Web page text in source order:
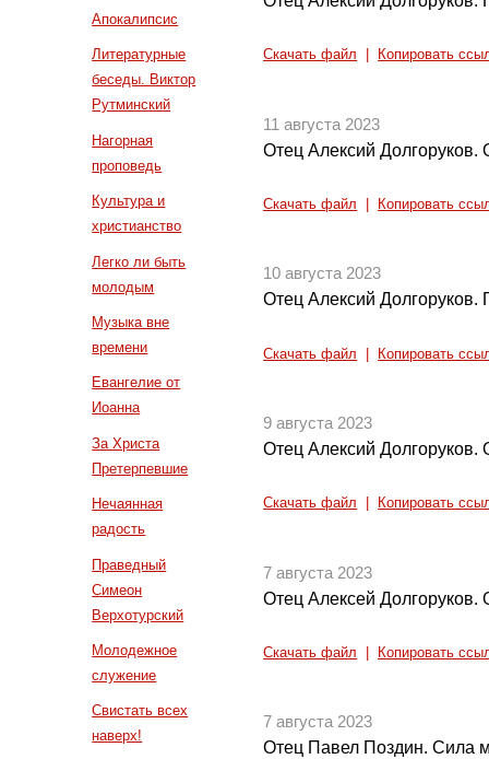
Апокалипсис
Литературные
беседы. Виктор
Рутминский
Нагорная
проповедь
Культура и
христианство
Легко ли быть
молодым
Музыка вне
времени
Евангелие от
Иоанна
За Христа
Претерпевшие
Нечаянная
радость
Праведный
Симеон
Верхотурский
Молодежное
служение
Свистать всех
наверх!
Скачать файл Копировать
11 августа 2023
Отец Алексий Долгоруков.
Скачать файл Копировать
10 августа 2023
Отец Алексий
Скачать файл Копировать
9 августа 2023
Отец Алексий
Скачать файл Копировать
7 августа 2023
Отец Алексей
Скачать файл Копировать
7 августа 2023
Отец Павел Поздин. Сила